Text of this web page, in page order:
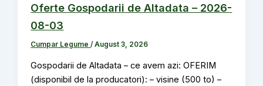
Oferte Gospodarii de Altadata – 2026-
08-03
Cumpar Legume/August 3, 2026
Gospodarii de Altadata – ce avem azi: OFERIM
(disponibil de la producatori): – visine (500 to) –